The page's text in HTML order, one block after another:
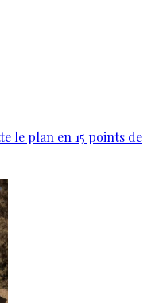
le plan en 15 points de